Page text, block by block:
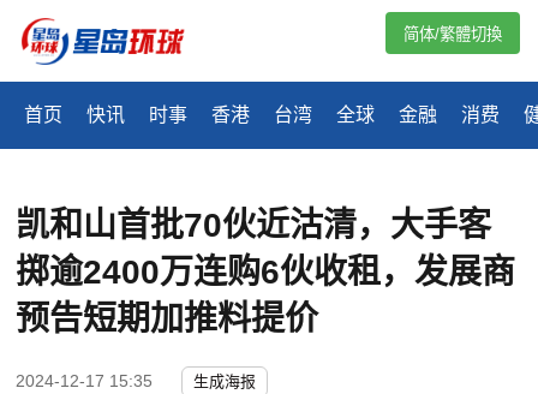
首页 快讯 时事 香港 台湾 全球 金融 消费
简体/繁體切換
凯和山首批70伙近沽清，大手客
掷逾2400万连购6伙收租，发展商
预告短期加推料提价
2024-12-17 15:35 生成海报